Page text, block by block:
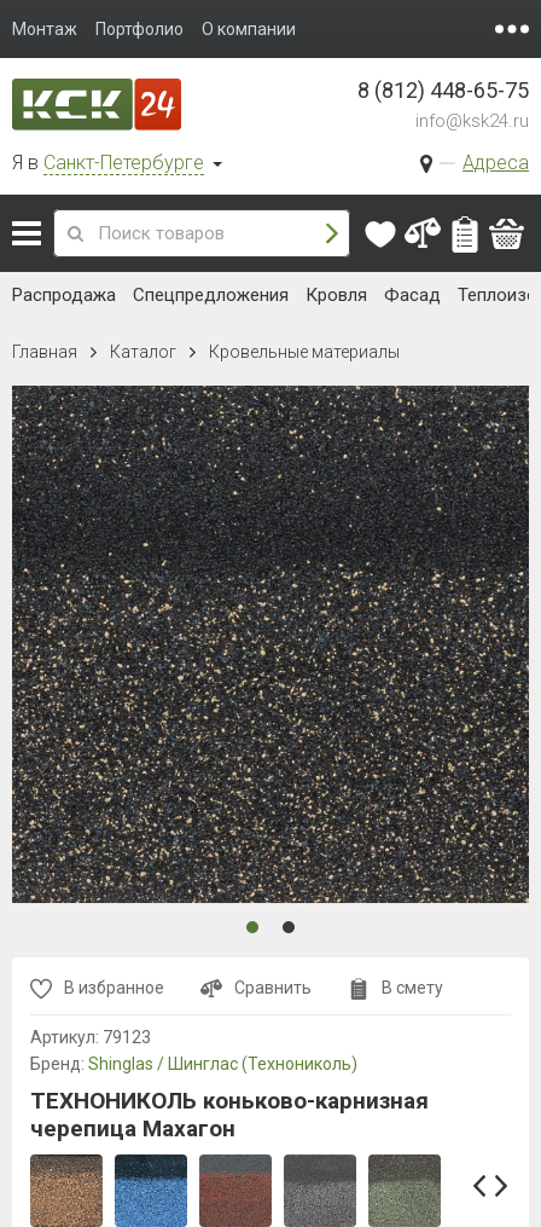
Монтаж Портфолио О компании
Я в Санкт-Петербурге Адреса
8 (812) 448-65-75
info@ksk24.ru
Распродажа Спецпредложения Кровля Фасад
Главная Каталог Кровельные материалы
В избранное Сравнить В смету
Артикул: 79123
Бренд: Shinglas / Шинглас (Технониколь)
ТЕХНОНИКОЛЬ коньково-карнизная
черепица Махагон